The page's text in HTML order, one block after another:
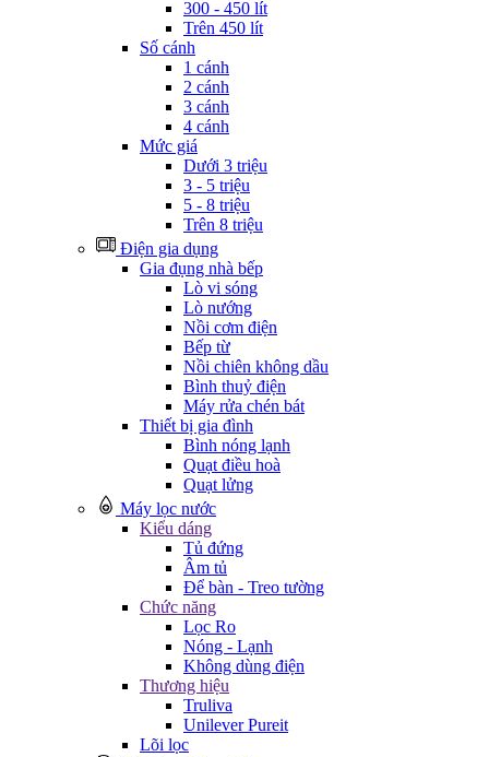
300 - 450 lít
Trên 450 lít
Số cánh
1 cánh
2 cánh
3 cánh
4 cánh
Mức giá
Dưới 3 triệu
3 - 5 triệu
5 - 8 triệu
Trên 8 triệu
Điện gia dụng
Gia đụng nhà bếp
Lò vi sóng
Lò nướng
Nồi cơm điện
Bếp từ
Nồi chiên không dầu
Bình thuỷ điện
Máy rửa chén bát
Thiết bị gia đình
Bình nóng lạnh
Quạt điều hoà
Quạt lửng
Máy lọc nước
Kiểu dáng
Tủ đứng
Âm tủ
Để bàn - Treo tường
Chức năng
Lọc Ro
Nóng - Lạnh
Không dùng điện
Thương hiệu
Truliva
Unilever Pureit
Lõi lọc